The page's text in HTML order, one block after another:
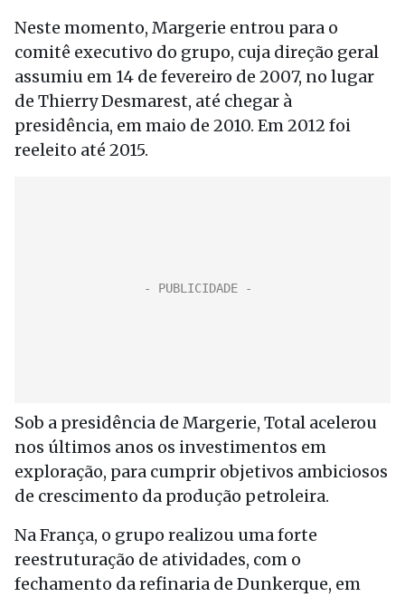
Neste momento, Margerie entrou para o
comitê executivo do grupo, cuja direção geral
assumiu em 14 de fevereiro de 2007, no lugar
de Thierry Desmarest, até chegar à
presidência, em maio de 2010. Em 2012 foi
reeleito até 2015.
Sob a presidência de Margerie, Total acelerou
nos últimos anos os investimentos em
exploração, para cumprir objetivos ambiciosos
de crescimento da produção petroleira.
Na França, o grupo realizou uma forte
reestruturação de atividades, com o
fechamento da refinaria de Dunkerque, em